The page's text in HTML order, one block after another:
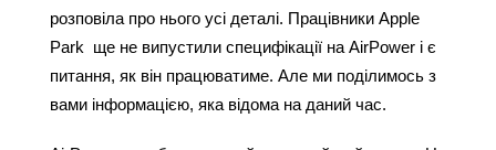
розповіла про нього усі деталі. Працівники Apple
Park  ще не випустили специфікації на AirPower і є
питання, як він працюватиме. Але ми поділимось з
вами інформацією, яка відома на даний час.